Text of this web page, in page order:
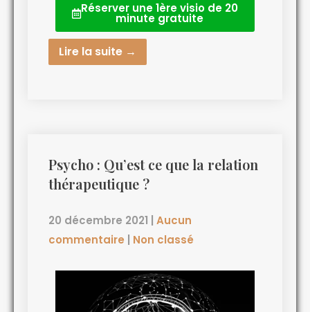
Réserver une 1ère visio de 20
minute gratuite
Lire la suite →
Psycho : Qu’est ce que la relation
thérapeutique ?
20 décembre 2021
Aucun
commentaire
Non classé